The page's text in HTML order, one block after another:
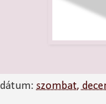
dátum: szombat,